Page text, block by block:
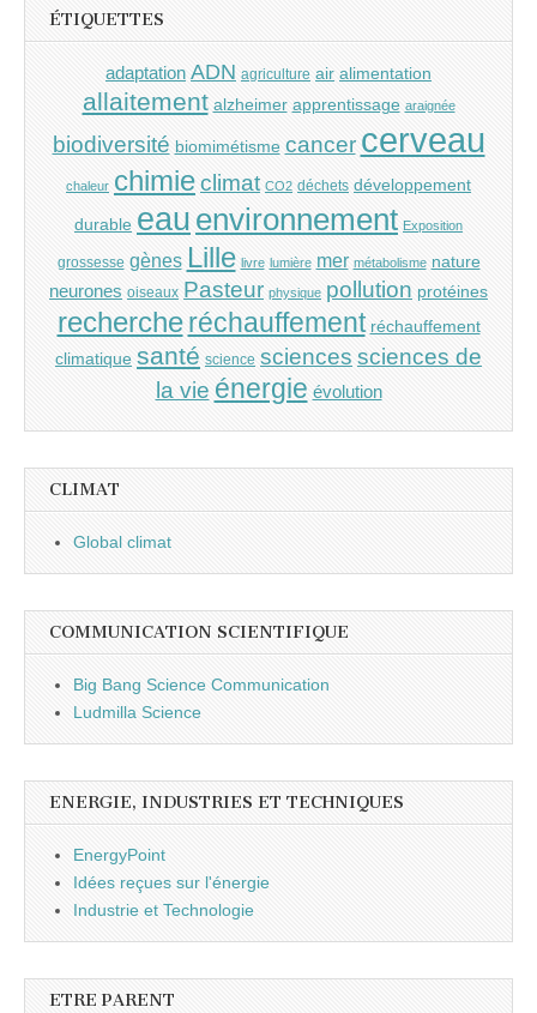
ÉTIQUETTES
adaptation ADN agriculture air alimentation
allaitement alzheimer apprentissage araignée
biodiversité biomimétisme cancer cerveau
chaleur chimieclimat CO2 déchets développement
durable eau environnement Exposition
grossesse gènes Lille livre lumière mer métabolisme nature
neurones oiseaux Pasteur physique pollution protéines
recherche réchauffement réchauffement
climatique santé science sciences sciences de
la vie énergie évolution
CLIMAT
Global climat
COMMUNICATION SCIENTIFIQUE
Big Bang Science Communication
Ludmilla Science
ENERGIE, INDUSTRIES ET TECHNIQUES
EnergyPoint
Idées reçues sur l'énergie
Industrie et Technologie
ETRE PARENT